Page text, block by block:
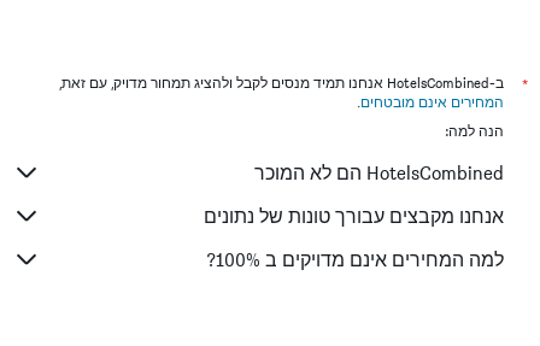
קרונו פרטוזלה מלונות
טראדטה מלונות
קסטלנצה מלונות
אנג'רה מלונות
ססטו קלנדה מלונות
*
ב-HotelsCombined אנחנו תמיד מנסים לקבל ולהציג תמחור מדויק, עם זאת,
המחירים אינם מובטחים.
הנה למה:
HotelsCombined הם לא המוכר
אנחנו מקבצים עבורך טונות של נתונים
למה המחירים אינם מדויקים ב 100%?